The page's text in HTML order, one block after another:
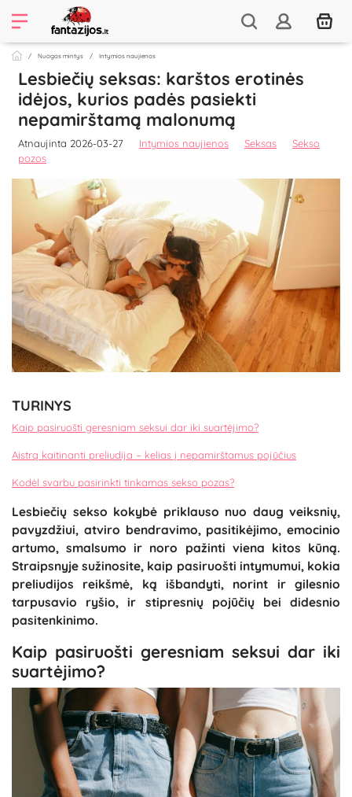
Nuogos mintys Intymios naujienos
Lesbiečių seksas: karštos erotinės
idėjos, kurios padės pasiekti
nepamirštamą malonumą
Atnaujinta 2026-03-27 Intymios naujienos Seksas
Sekso
pozos
TURINYS
Kaip pasiruošti geresniam seksui dar iki suartėjimo?
Aistrą kaitinanti preliudija – kelias į nepamirštamus pojūčius
Kodėl svarbu pasirinkti tinkamas sekso pozas?
Lesbiečių sekso kokybė priklauso nuo daug veiksnių,
pavyzdžiui, atviro bendravimo, pasitikėjimo, emocinio
artumo, smalsumo ir noro pažinti viena kitos kūną.
Straipsnyje sužinosite, kaip pasiruošti intymumui, kokia
preliudijos reikšmė, ką išbandyti, norint ir gilesnio
tarpusavio ryšio, ir stipresnių pojūčių bei didesnio
pasitenkinimo.
Kaip pasiruošti geresniam seksui dar iki
suartėjimo?